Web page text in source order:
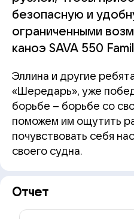
безопасную и
ограниченными
каноэ SAVA 550
Эллина и другие
«Шередарь», уже
борьбе – борьбе со
поможем им ощутить
почувствовать себя
своего судна.
Отчет